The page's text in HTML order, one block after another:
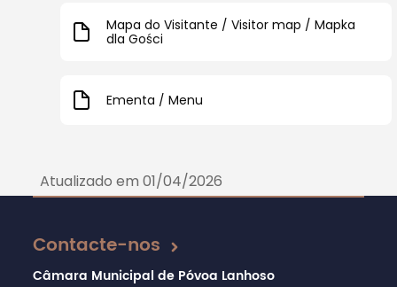
Mapa do Visitante / Visitor map / Mapka
dla Gości
Ementa / Menu
Atualizado em 01/04/2026
Contacte-nos
Câmara Municipal de Póvoa Lanhoso